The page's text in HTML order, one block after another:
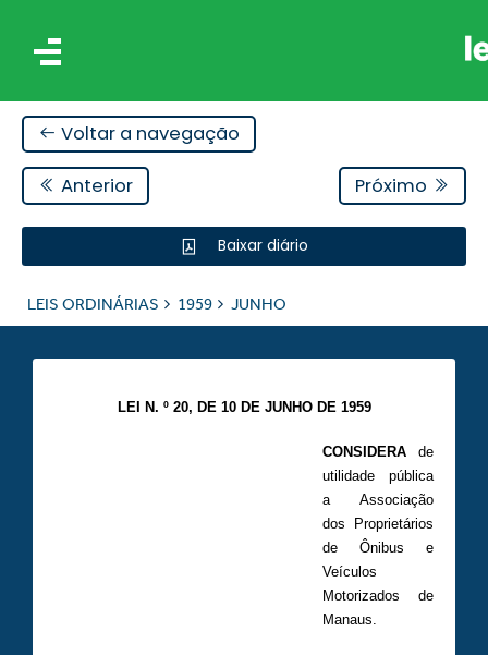
Voltar a navegação
Anterior Próximo
Baixar diário
LEIS ORDINÁRIAS 1959 JUNHO
LEI N. º 20, DE 10 DE JUNHO DE 1959
CONSIDERAde
utilidade pública
a Associação
dos Proprietários
de Ônibus e
Veículos
Motorizados de
Manaus.